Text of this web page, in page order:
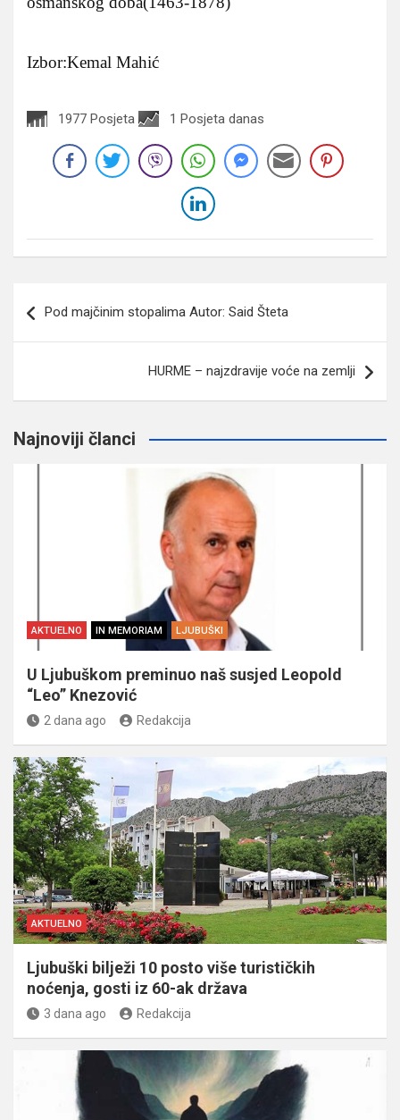
Izbor:Kemal Mahić
1977 Posjeta 1 Posjeta danas
članaka
Pod majčinim stopalima Autor: Said Šteta
HURME – najzdravije voće na zemlji
Najnoviji članci
AKTUELNO IN MEMORIAM LJUBUŠKI
U Ljubuškom preminuo naš susjed Leopold
“Leo” Knezović
2 dana ago Redakcija
AKTUELNO
Ljubuški bilježi 10 posto više turističkih
noćenja, gosti iz 60-ak država
3 dana ago Redakcija